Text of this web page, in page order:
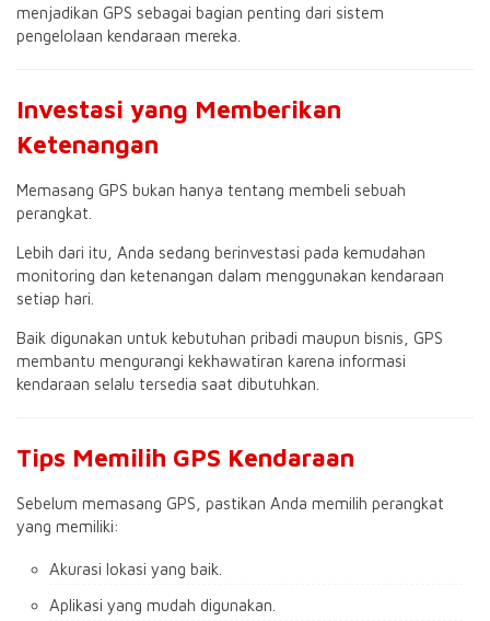
menjadikan GPS sebagai bagian penting dari sistem
pengelolaan kendaraan mereka.
Investasi yang Memberikan
Ketenangan
Memasang GPS bukan hanya tentang membeli sebuah
perangkat.
Lebih dari itu, Anda sedang berinvestasi pada kemudahan
monitoring dan ketenangan dalam menggunakan kendaraan
setiap hari.
Baik digunakan untuk kebutuhan pribadi maupun bisnis, GPS
membantu mengurangi kekhawatiran karena informasi
kendaraan selalu tersedia saat dibutuhkan.
Tips Memilih GPS Kendaraan
Sebelum memasang GPS, pastikan Anda memilih perangkat
yang memiliki:
Akurasi lokasi yang baik.
Aplikasi yang mudah digunakan.